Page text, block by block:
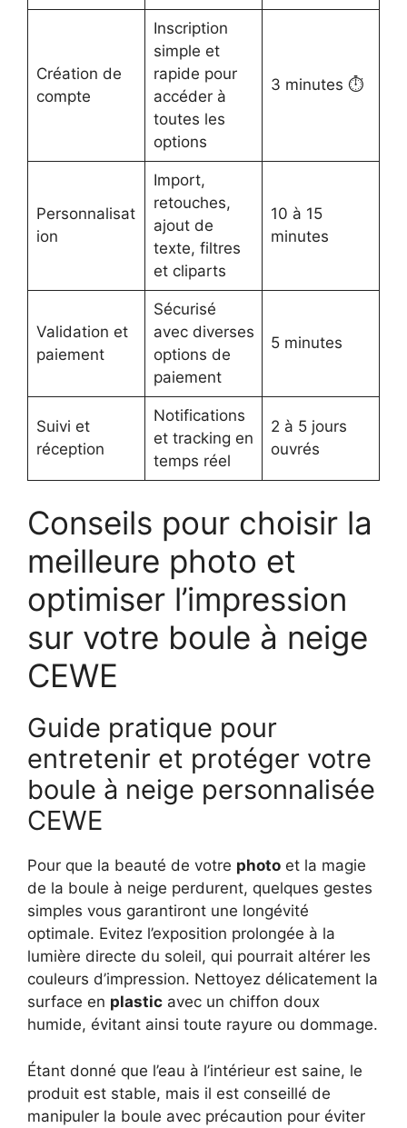
Création de
compte
Inscription
simple et
rapide pour
accéder à
toutes les
options
3 minutes ⏱️
Personnalisat
ion
Import,
retouches,
ajout de
texte, filtres
et cliparts
10 à 15
minutes
Validation et
paiement
Sécurisé
avec diverses
options de
paiement
5 minutes
Suivi et
réception
Notifications
et tracking en
temps réel
2 à 5 jours
ouvrés
Conseils pour choisir la
meilleure photo et
optimiser l’impression
sur votre boule à neige
CEWE
Guide pratique pour
entretenir et protéger votre
boule à neige personnalisée
CEWE
Pour que la beauté de votre photo et la magie
de la boule à neige perdurent, quelques gestes
simples vous garantiront une longévité
optimale. Evitez l’exposition prolongée à la
lumière directe du soleil, qui pourrait altérer les
couleurs d’impression. Nettoyez délicatement la
surface en plastic avec un chiffon doux
humide, évitant ainsi toute rayure ou dommage.
Étant donné que l’eau à l’intérieur est saine, le
produit est stable, mais il est conseillé de
manipuler la boule avec précaution pour éviter